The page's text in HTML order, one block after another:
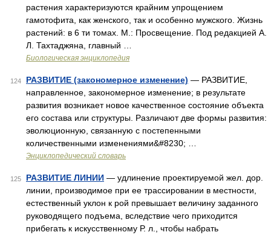
растения характеризуются крайним упрощением
гамотофита, как женского, так и особенно мужского. Жизнь
растений: в 6 ти томах. М.: Просвещение. Под редакцией А.
Л. Тахтаджяна, главный …
Биологическая энциклопедия
124 РАЗВИТИЕ (закономерное изменение) — РАЗВИТИЕ,
направленное, закономерное изменение; в результате
развития возникает новое качественное состояние объекта
его состава или структуры. Различают две формы развития:
эволюционную, связанную с постепенными
количественными изменениями&#8230; …
Энциклопедический словарь
125 РАЗВИТИЕ ЛИНИИ — удлинение проектируемой жел. дор.
линии, производимое при ее трассировании в местности,
естественный уклон к рой превышает величину заданного
руководящего подъема, вследствие чего приходится
прибегать к искусственному Р. л., чтобы набрать